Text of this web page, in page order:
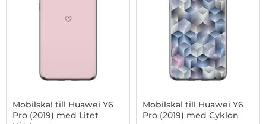
Mobilskal till Huawei Y6
Pro (2019) med Litet
Mobilskal till Huawei Y6
Pro (2019) med Cyklon